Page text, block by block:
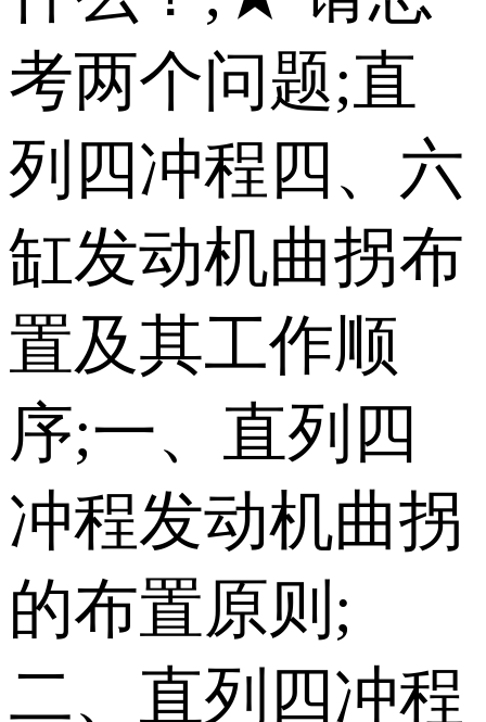
考两个问题;直
列四冲程四、六
缸发动机 曲拐布
置及其工作顺
序;一、直列四
冲程发动机曲拐
的布置原则;
二、直列四冲程